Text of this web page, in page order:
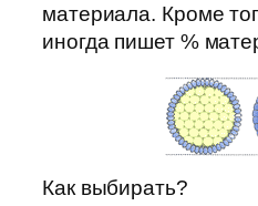
материала. Кроме
иногда пишет %
Как выбирать?